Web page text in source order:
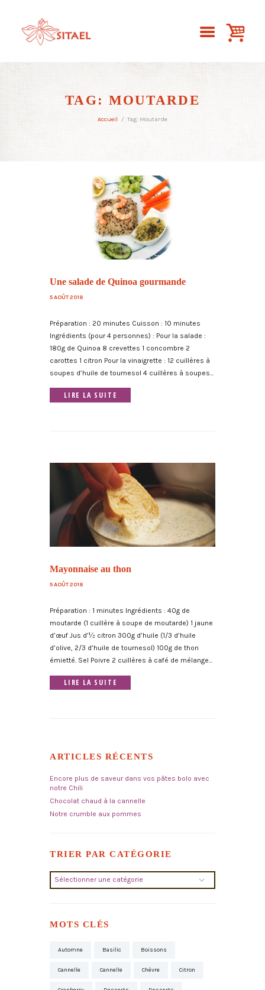
TAG: MOUTARDE
Accueil Tag: Moutarde
Une salade de Quinoa gourmande
5 AOÛT 2018
Préparation : 20 minutes Cuisson : 10 minutes
Ingrédients (pour 4 personnes) : Pour la salade :
180g de Quinoa 8 crevettes 1 concombre 2
carottes 1 citron Pour la vinaigrette : 12 cuillères à
soupes d’huile de tournesol 4 cuillères à soupes...
LIRE LA SUITE
Mayonnaise au thon
5 AOÛT 2018
Préparation : 1 minutes Ingrédients : 40g de
moutarde (1 cuillère à soupe de moutarde) 1 jaune
d’œuf Jus d’½ citron 300g d’huile (1/3 d’huile
d’olive, 2/3 d’huile de tournesol) 100g de thon
émietté. Sel Poivre 2 cuillères à café de mélange...
LIRE LA SUITE
ARTICLES RÉCENTS
Encore plus de saveur dans vos pâtes bolo avec
notre Chili
Chocolat chaud à la cannelle
Notre crumble aux pommes
TRIER PAR CATÉGORIE
Trier
par
MOTS CLÉS
Automne Basilic Boissons
Cannelle Cannelle Chèvre Citron